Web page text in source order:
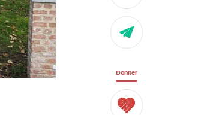
Donner